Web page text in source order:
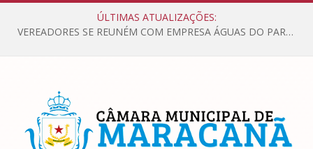
ÚLTIMAS ATUALIZAÇÕES:
VEREADORES SE REUNÉM COM EMPRESA ÁGUAS DO PARÁ, PARA APRESENTAR REIVINDICAÇÕES E MELHORIAS NA QUALIDADE DOS SERVIÇOS OFERECIDOS Á POPULAÇÃO.